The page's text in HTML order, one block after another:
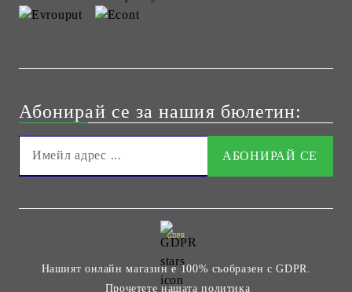
Абонирай се за нашия бюлетин:
GDPR
Нашият онлайн магазин е 100% съобразен с GDPR.
Прочетете нашата политика